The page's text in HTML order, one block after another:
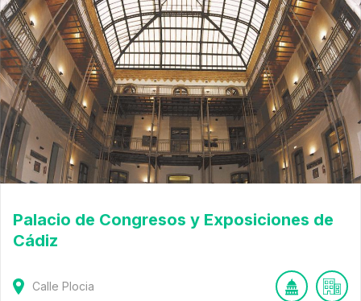
Palacio de Congresos y Exposiciones de
Cádiz
Calle Plocia